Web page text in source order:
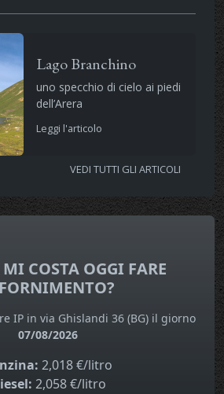
Lago Branchino
uno specchio di cielo ai piedi
dell’Arera
Leggi l'articolo
VEDI TUTTI GLI ARTICOLI
COSTA OGGI FARE
IP in via Ghislandi 36 (BG) il giorno
07/08/2026
2,018 €/litro
2,058 €/litro